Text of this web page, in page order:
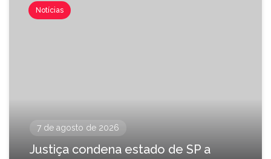
Notícias
7 de agosto de 2026
Justiça condena estado de SP a